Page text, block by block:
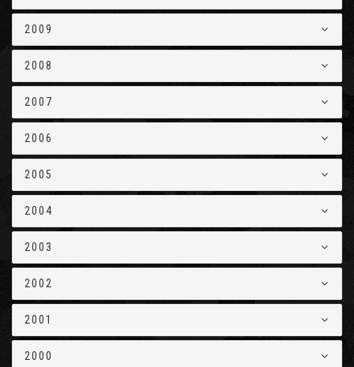
2009
2008
2007
2006
2005
2004
2003
2002
2001
2000